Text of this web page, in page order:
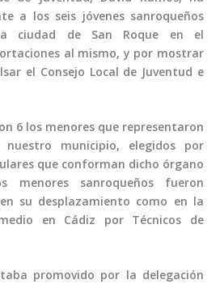
a los seis jóvenes sanroqueños
ciudad de San Roque en el
al mismo, y por mostrar
el Consejo Local de Juventud e
6 los menores que representaron
municipio, elegidos por
que conforman dicho órgano
menores sanroqueños fueron
su desplazamiento como en la
en Cádiz por Técnicos de
promovido por la delegación